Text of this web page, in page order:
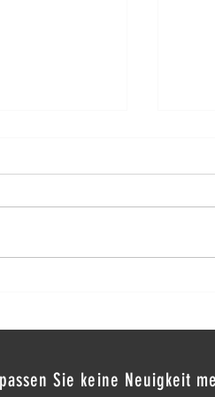
Rahaa
Sie keine Neuigkeit